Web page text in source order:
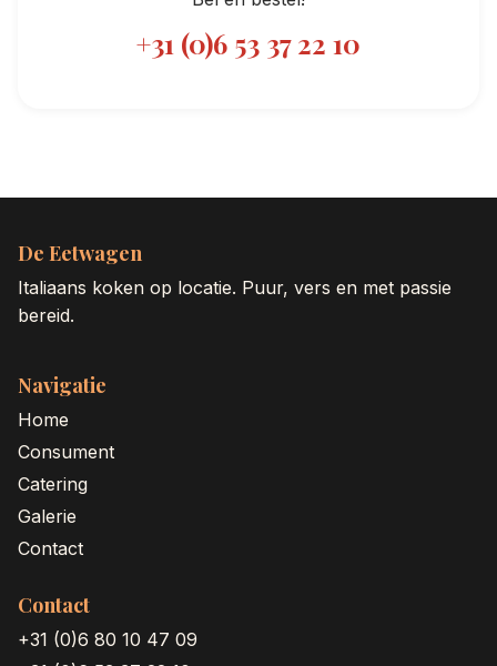
+31 (0)6 53 37 22 10
De Eetwagen
Italiaans koken op locatie. Puur, vers en met passie
bereid.
Navigatie
Home
Consument
Catering
Galerie
Contact
Contact
+31 (0)6 80 10 47 09